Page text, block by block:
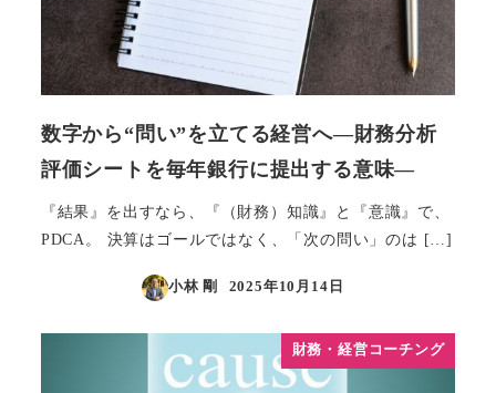
数字から“問い”を立てる経営へ―財務分析
評価シートを毎年銀行に提出する意味―
『結果』を出すなら、『（財務）知識』と『意識』で、
PDCA。 決算はゴールではなく、「次の問い」のは […]
小林 剛
投稿日
2025年10月14日
財務・経営コーチング